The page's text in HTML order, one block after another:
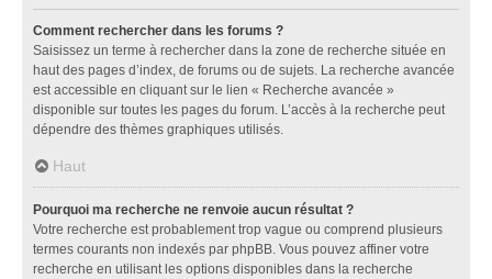
Comment rechercher dans les forums ?
Saisissez un terme à rechercher dans la zone de recherche située en
haut des pages d’index, de forums ou de sujets. La recherche avancée
est accessible en cliquant sur le lien « Recherche avancée »
disponible sur toutes les pages du forum. L’accès à la recherche peut
dépendre des thèmes graphiques utilisés.
Haut
Pourquoi ma recherche ne renvoie aucun résultat ?
Votre recherche est probablement trop vague ou comprend plusieurs
termes courants non indexés par phpBB. Vous pouvez affiner votre
recherche en utilisant les options disponibles dans la recherche